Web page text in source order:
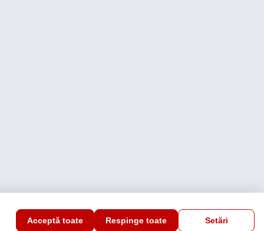
Acceptă toate Respinge toate Setări